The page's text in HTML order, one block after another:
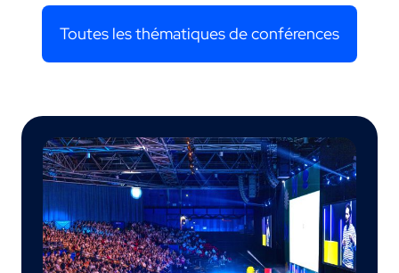
Toutes les thématiques de conférences